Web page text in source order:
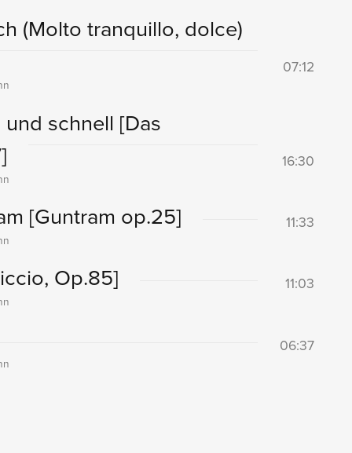
(Molto tranquillo, dolce)
07:12
und schnell [Das
16:30
[Guntram op.25] 11:33
Op.85] 11:03
06:37